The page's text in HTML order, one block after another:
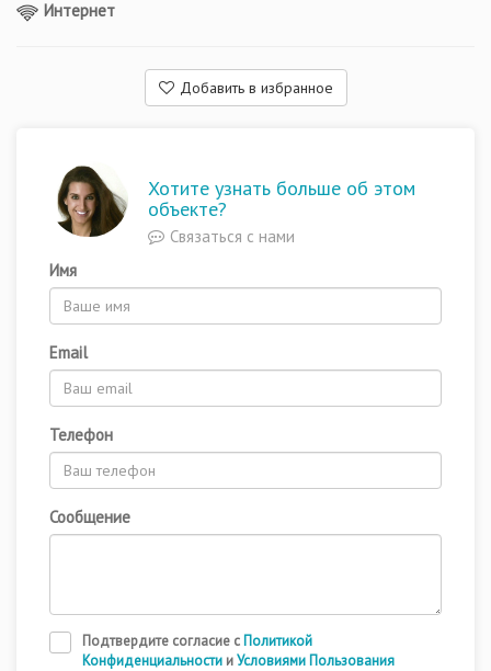
Интернет
Добавить в избранное
Хотите узнать больше об этом
объекте?
Связаться с нами
Имя
Email
Телефон
Сообщение
Подтвердите согласие с Политикой
Конфиденциальности иУсловиями Пользования